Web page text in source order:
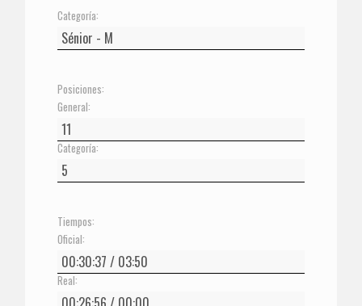
Categoría:
Posiciones:
General:
Categoría:
Tiempos:
Oficial:
Real: